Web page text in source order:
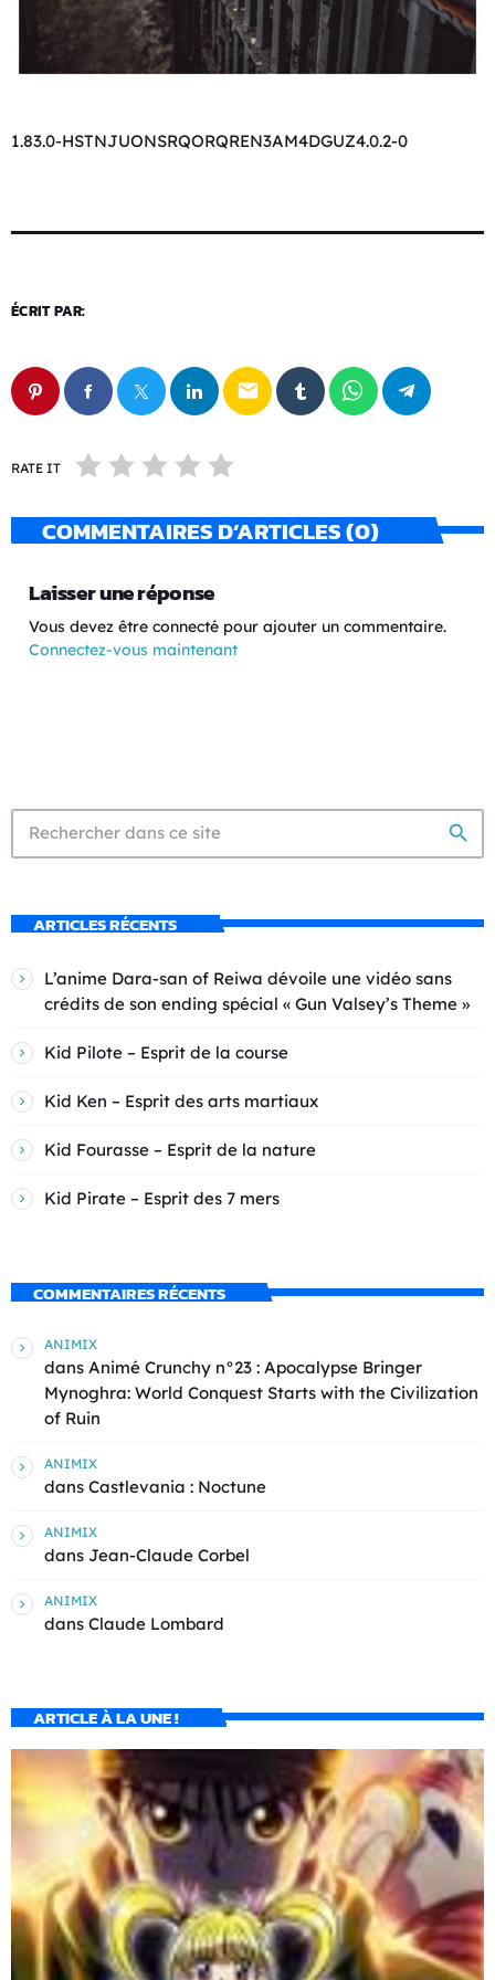
1.83.0-HSTNJUONSRQORQREN3AM4DGUZ4.0.2-0
ÉCRIT PAR:
email
RATE IT
COMMENTAIRES D’ARTICLES (0)
Laisser une réponse
Vous devez être connecté pour ajouter un commentaire.
Connectez-vous maintenant
search
ARTICLES RÉCENTS
L’anime Dara-san of Reiwa dévoile une vidéo sans
crédits de son ending spécial « Gun Valsey’s Theme »
Kid Pilote – Esprit de la course
Kid Ken – Esprit des arts martiaux
Kid Fourasse – Esprit de la nature
Kid Pirate – Esprit des 7 mers
COMMENTAIRES RÉCENTS
ANIMIX
dans Animé Crunchy n°23 : Apocalypse Bringer
Mynoghra: World Conquest Starts with the Civilization
of Ruin
ANIMIX
dans Castlevania : Noctune
ANIMIX
dans Jean-Claude Corbel
ANIMIX
dans Claude Lombard
ARTICLE À LA UNE !